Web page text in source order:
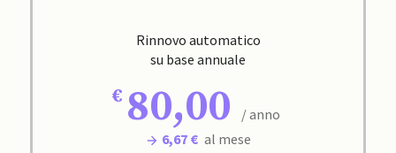
Rinnovo automatico
su base annuale
80,00
/ anno
6,67 € al mese